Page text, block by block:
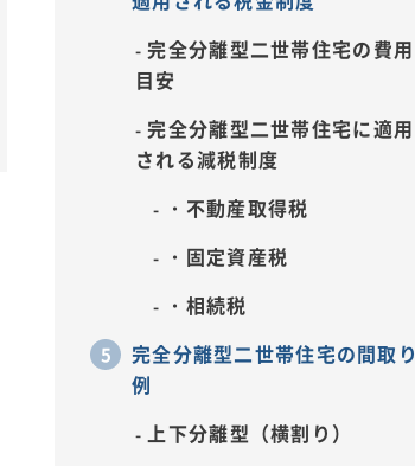
完全分離型二世帯住宅の費用
目安
完全分離型二世帯住宅に適用
される減税制度
・不動産取得税
・固定資産税
・相続税
完全分離型二世帯住宅の間取り
例
上下分離型（横割り）